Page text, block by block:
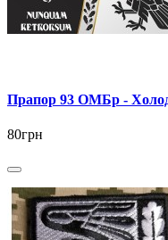
Прапор 93 ОМБр -
80грн